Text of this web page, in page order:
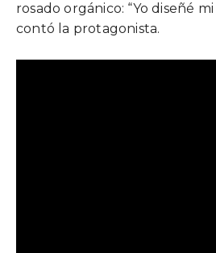
rosado orgánico: “Yo diseñé
contó la protagonista.